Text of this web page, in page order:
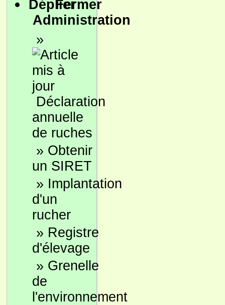
Administration
»
Déclaration
annuelle
de ruches
» Obtenir
un SIRET
» Implantation
d'un
rucher
» Registre
d'élevage
» Grenelle
de
l'environnement